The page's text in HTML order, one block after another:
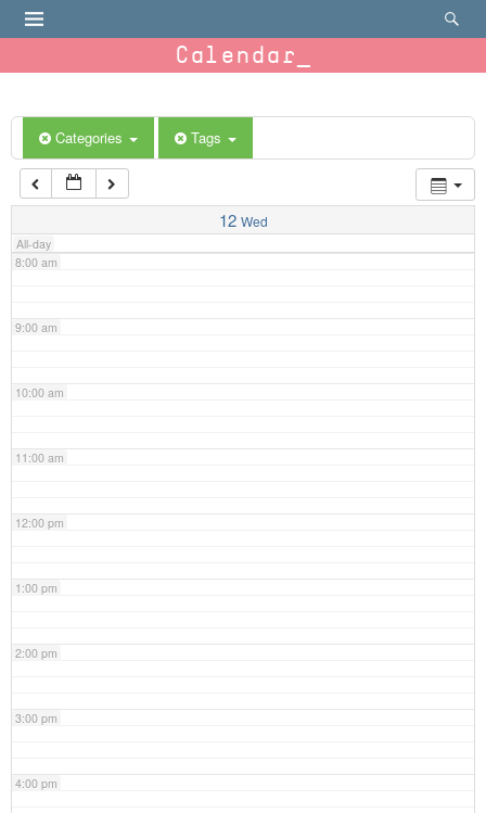
Calendar
Categories Tags
12 Wed
All-day
6:00 am
7:00 am
8:00 am
9:00 am
10:00 am
11:00 am
12:00 pm
1:00 pm
2:00 pm
3:00 pm
4:00 pm